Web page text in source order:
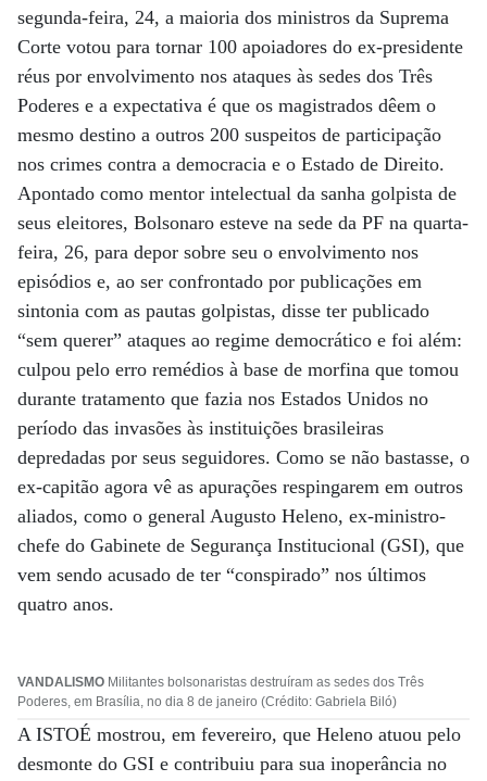
segunda-feira, 24, a maioria dos ministros da Suprema
Corte votou para tornar 100 apoiadores do ex-presidente
réus por envolvimento nos ataques às sedes dos Três
Poderes e a expectativa é que os magistrados dêem o
mesmo destino a outros 200 suspeitos de participação
nos crimes contra a democracia e o Estado de Direito.
Apontado como mentor intelectual da sanha golpista de
seus eleitores, Bolsonaro esteve na sede da PF na quarta-
feira, 26, para depor sobre seu o envolvimento nos
episódios e, ao ser confrontado por publicações em
sintonia com as pautas golpistas, disse ter publicado
“sem querer” ataques ao regime democrático e foi além:
culpou pelo erro remédios à base de morfina que tomou
durante tratamento que fazia nos Estados Unidos no
período das invasões às instituições brasileiras
depredadas por seus seguidores. Como se não bastasse, o
ex-capitão agora vê as apurações respingarem em outros
aliados, como o general Augusto Heleno, ex-ministro-
chefe do Gabinete de Segurança Institucional (GSI), que
vem sendo acusado de ter “conspirado” nos últimos
quatro anos.
VANDALISMO Militantes bolsonaristas destruíram as sedes dos Três
Poderes, em Brasília, no dia 8 de janeiro (Crédito: Gabriela Biló)
A ISTOÉ mostrou, em fevereiro, que Heleno atuou pelo
desmonte do GSI e contribuiu para sua inoperância no